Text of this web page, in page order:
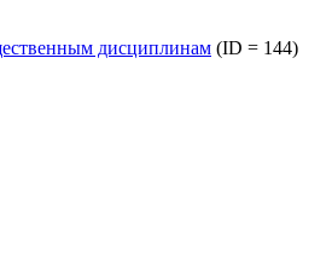
дисциплинам (ID = 144)